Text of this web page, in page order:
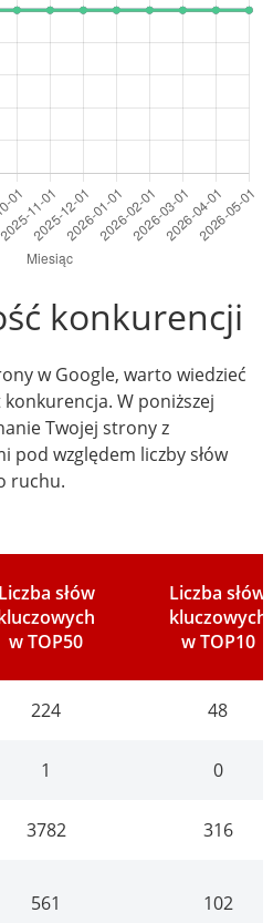
konkurencji
w Google, warto wiedzieć
W poniższej
Twojej strony z
względem liczby słów
ruchu.
Liczba słów
w TOP50
Liczba słów
kluczowych
w TOP10
224 48
1 0
3782 316
561 102